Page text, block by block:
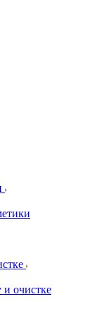
и очистке